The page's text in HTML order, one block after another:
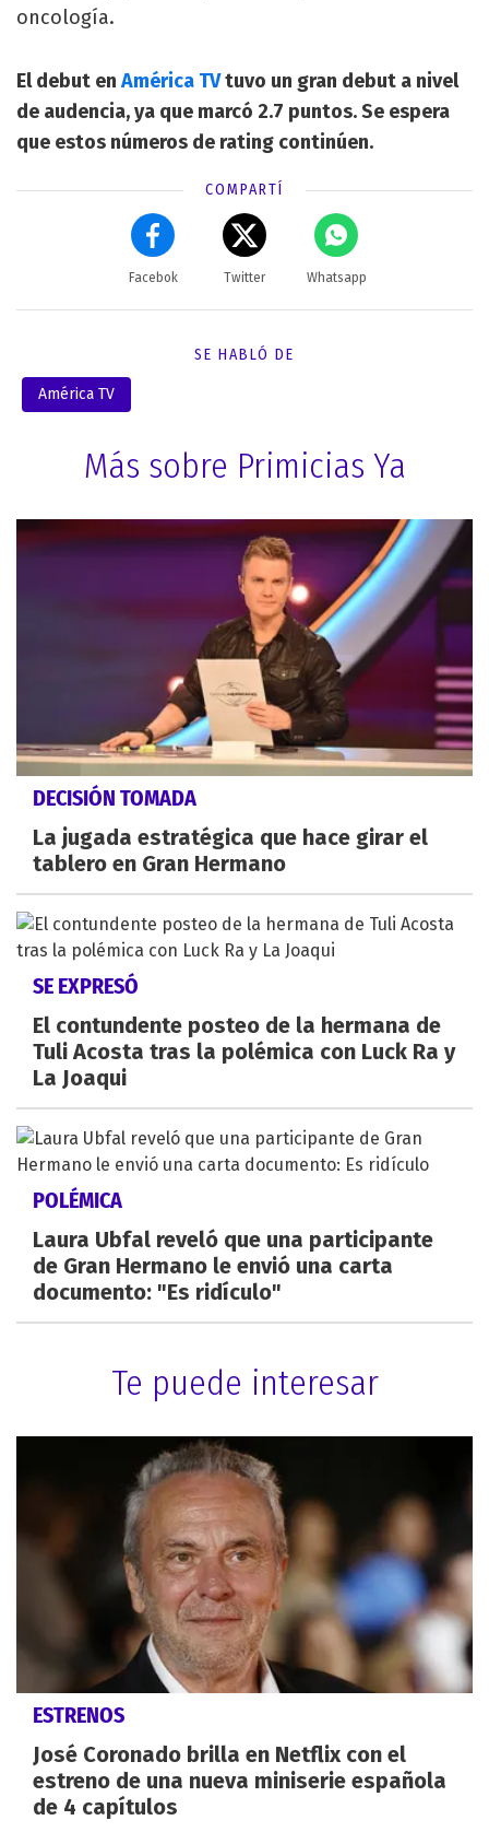
oncología.
El debut en América TVtuvo un gran debut a nivel
de audencia, ya que marcó 2.7 puntos. Se espera
que estos números de rating continúen.
COMPARTÍ
Facebok Twitter Whatsapp
SE HABLÓ DE
América TV
Más sobre Primicias Ya
DECISIÓN TOMADA
La jugada estratégica que hace girar el
tablero en Gran Hermano
SE EXPRESÓ
El contundente posteo de la hermana de
Tuli Acosta tras la polémica con Luck Ra y
La Joaqui
POLÉMICA
Laura Ubfal reveló que una participante
de Gran Hermano le envió una carta
documento: "Es ridículo"
Te puede interesar
ESTRENOS
José Coronado brilla en Netflix con el
estreno de una nueva miniserie española
de 4 capítulos